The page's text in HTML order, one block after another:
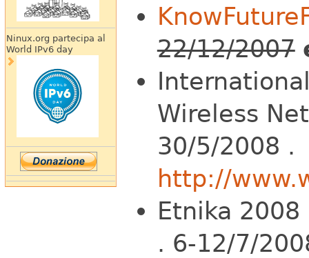
Ninux.org partecipa al
World IPv6 day
22/12/2007
Wireless
30/5/2008 .
http://
Etnika 2008
. 6-12/7/